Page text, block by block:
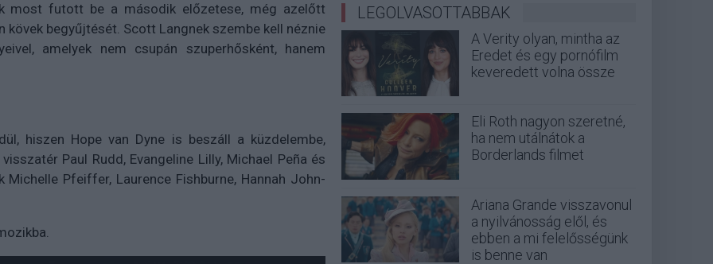
most futott be a második előzetese, még azelőtt
begyűjtését. Scott Langnek szembe kell néznie
amelyek nem csupán szuperhősként, hanem
hiszen Hope van Dyne is beszáll a küzdelembe,
visszatér Paul Rudd, Evangeline Lilly, Michael Peña és
Pfeiffer, Laurence Fishburne, Hannah John-
LEGOLVASOTTABBAK
A Verity olyan, mintha az
Eredet és egy pornófilm
keveredett volna össze
Eli Roth nagyon szeretné,
ha nem utálnátok a
Borderlands filmet
Ariana Grande visszavonul
a nyilvánosság elől, és
ebben a mi felelősségünk
is benne van